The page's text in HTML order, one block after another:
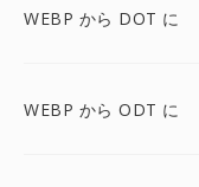
WEBP から DOT に
WEBP から ODT に